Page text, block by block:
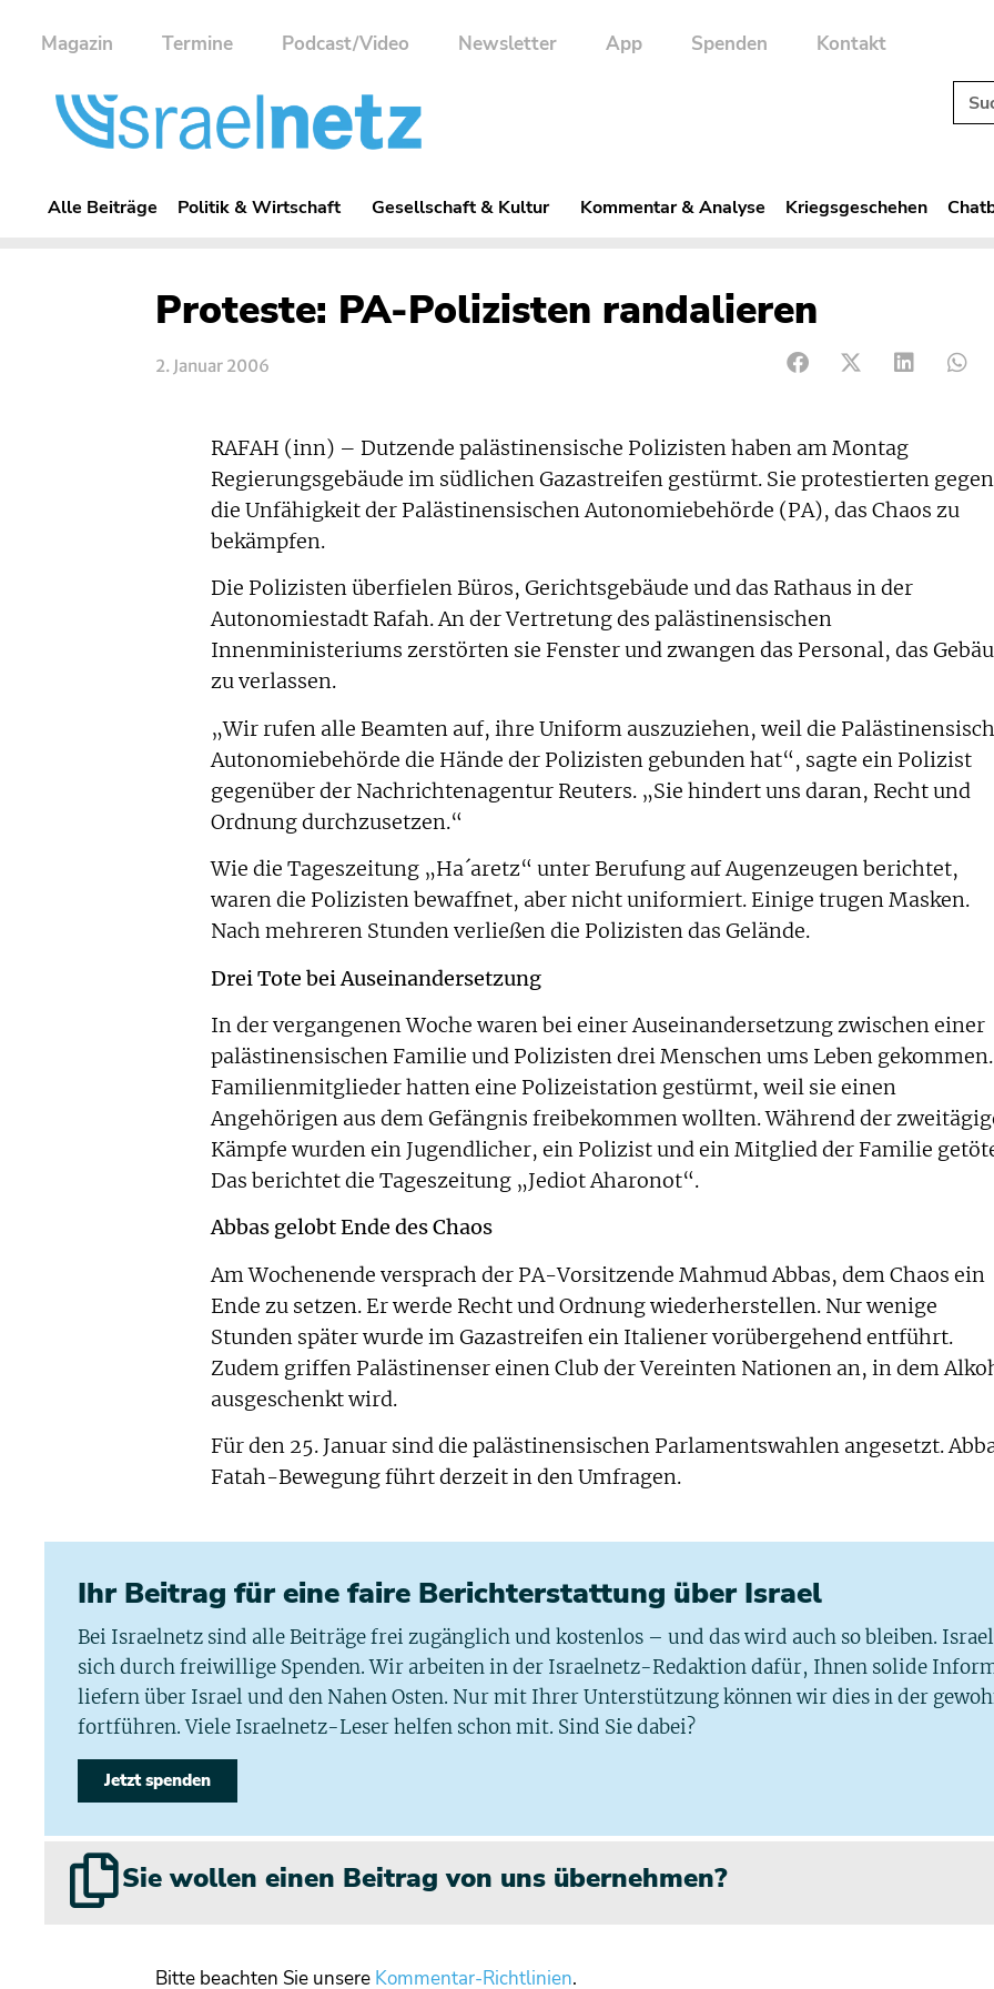
Magazin Termine Podcast/Video Newsletter App Spenden Kontakt
Alle Beiträge Politik & Wirtschaft Gesellschaft & Kultur Kommentar & Analyse Kriegsgeschehen
Proteste: PA-Polizisten randalieren
2. Januar 2006
RAFAH (inn) – Dutzende palästinensische Polizisten haben am Montag
Regierungsgebäude im südlichen Gazastreifen gestürmt. Sie protestierten gegen
die Unfähigkeit der Palästinensischen Autonomiebehörde (PA), das Chaos zu
bekämpfen.
Die Polizisten überfielen Büros, Gerichtsgebäude und das Rathaus in der
Autonomiestadt Rafah. An der Vertretung des palästinensischen
Innenministeriums zerstörten sie Fenster und zwangen das Personal, das
zu verlassen.
„Wir rufen alle Beamten auf, ihre Uniform auszuziehen, weil die
Autonomiebehörde die Hände der Polizisten gebunden hat“, sagte ein Polizist
gegenüber der Nachrichtenagentur Reuters. „Sie hindert uns daran, Recht und
Ordnung durchzusetzen.“
Wie die Tageszeitung „Ha´aretz“ unter Berufung auf Augenzeugen berichtet,
waren die Polizisten bewaffnet, aber nicht uniformiert. Einige trugen Masken.
Nach mehreren Stunden verließen die Polizisten das Gelände.
Drei Tote bei Auseinandersetzung
In der vergangenen Woche waren bei einer Auseinandersetzung zwischen einer
palästinensischen Familie und Polizisten drei Menschen ums Leben gekommen.
Familienmitglieder hatten eine Polizeistation gestürmt, weil sie einen
Angehörigen aus dem Gefängnis freibekommen wollten. Während der
Kämpfe wurden ein Jugendlicher, ein Polizist und ein Mitglied der Familie
Das berichtet die Tageszeitung „Jediot Aharonot“.
Abbas gelobt Ende des Chaos
Am Wochenende versprach der PA-Vorsitzende Mahmud Abbas, dem Chaos ein
Ende zu setzen. Er werde Recht und Ordnung wiederherstellen. Nur wenige
Stunden später wurde im Gazastreifen ein Italiener vorübergehend entführt.
Zudem griffen Palästinenser einen Club der Vereinten Nationen an, in dem
ausgeschenkt wird.
Für den 25. Januar sind die palästinensischen Parlamentswahlen angesetzt.
Fatah-Bewegung führt derzeit in den Umfragen.
Ihr Beitrag für eine faire Berichterstattung über Israel
Bei Israelnetz sind alle Beiträge frei zugänglich und kostenlos – und das wird auch so bleiben.
sich durch freiwillige Spenden. Wir arbeiten in der Israelnetz-Redaktion dafür, Ihnen solide
liefern über Israel und den Nahen Osten. Nur mit Ihrer Unterstützung können wir dies in der
fortführen. Viele Israelnetz-Leser helfen schon mit. Sind Sie dabei?
Jetzt spenden
Sie wollen einen Beitrag von uns übernehmen?
Bitte beachten Sie unsere Kommentar-Richtlinien.